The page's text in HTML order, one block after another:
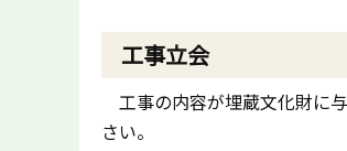
工事立会
工事の内容が埋蔵文化財に
さい。